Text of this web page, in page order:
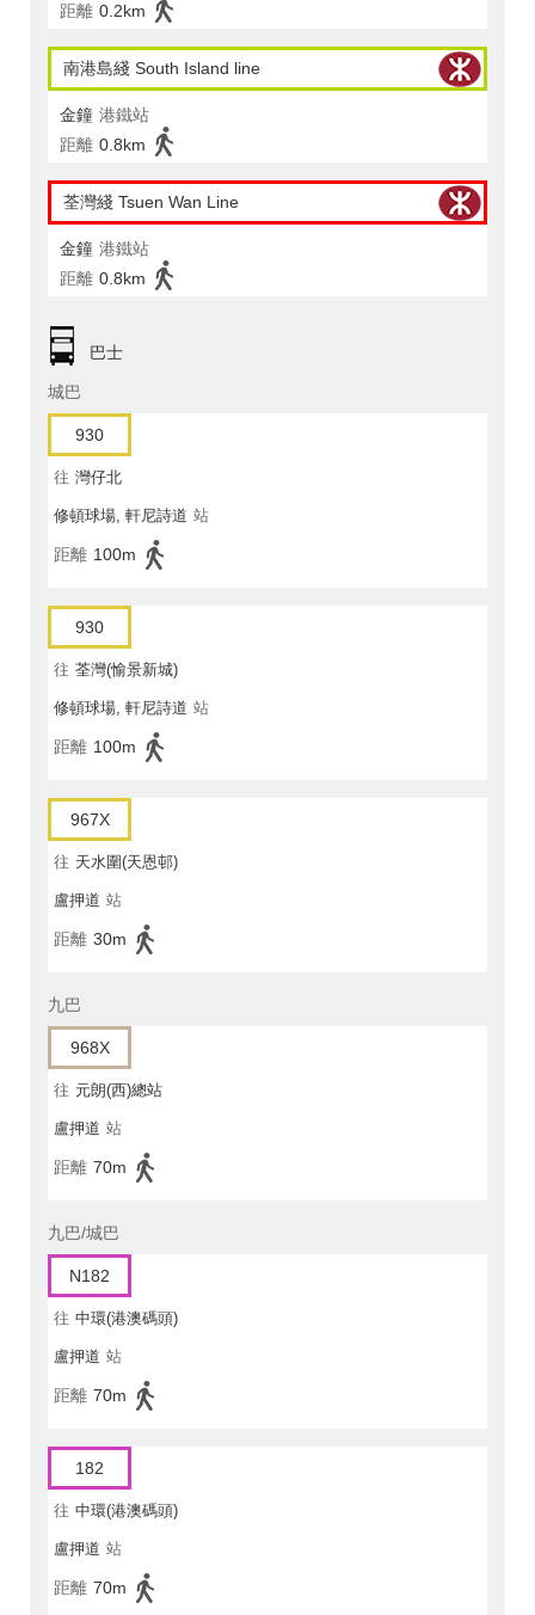
距離 0.2km
南港島綫 South Island line
金鐘 港鐵站
距離 0.8km
荃灣綫 Tsuen Wan Line
金鐘 港鐵站
距離 0.8km
巴士
城巴
930
往 灣仔北
修頓球場, 軒尼詩道 站
距離 100m
930
往 荃灣(愉景新城)
修頓球場, 軒尼詩道 站
距離 100m
967X
往 天水圍(天恩邨)
盧押道 站
距離 30m
九巴
968X
往 元朗(西)總站
盧押道 站
距離 70m
九巴/城巴
N182
往 中環(港澳碼頭)
盧押道 站
距離 70m
182
往 中環(港澳碼頭)
盧押道 站
距離 70m